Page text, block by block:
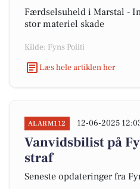
Færdselsuheld i Marstal -
stor materiel skade
Kilde: Fyns Politi
Læs hele artiklen her
ALARM112 12-06-2025
Vanvidsbilist på
straf
Seneste opdateringer fra